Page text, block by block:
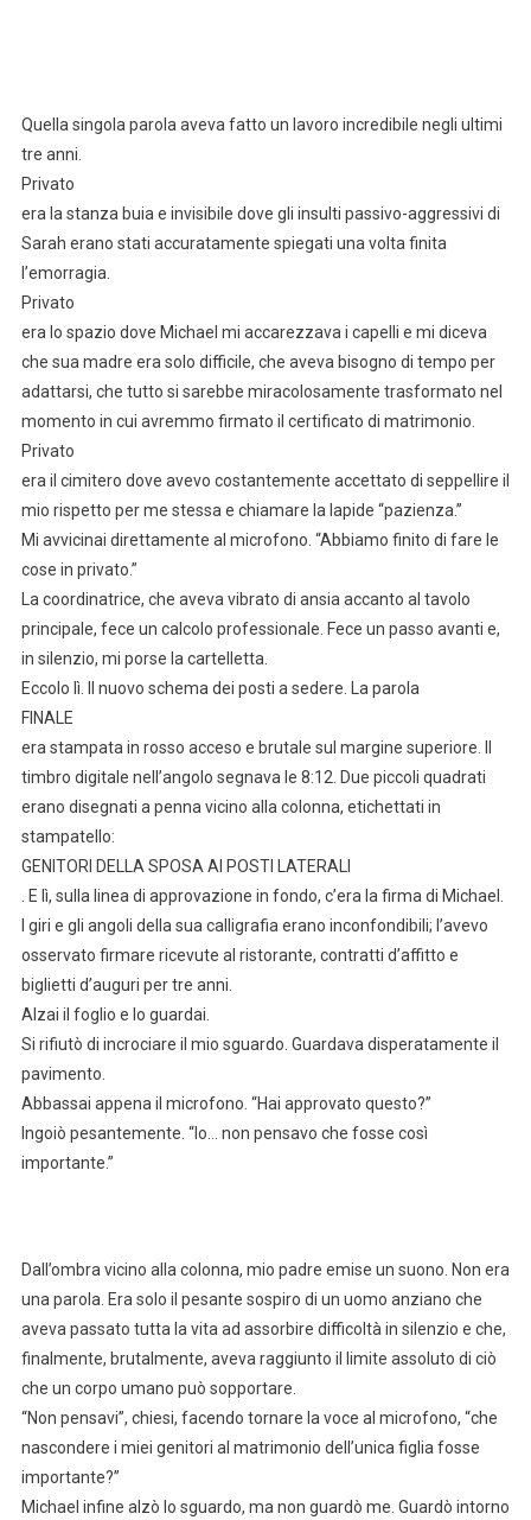
Quella singola parola aveva fatto un lavoro incredibile negli ultimi
tre anni.
Privato
era la stanza buia e invisibile dove gli insulti passivo-aggressivi di
Sarah erano stati accuratamente spiegati una volta finita
l’emorragia.
Privato
era lo spazio dove Michael mi accarezzava i capelli e mi diceva
che sua madre era solo difficile, che aveva bisogno di tempo per
adattarsi, che tutto si sarebbe miracolosamente trasformato nel
momento in cui avremmo firmato il certificato di matrimonio.
Privato
era il cimitero dove avevo costantemente accettato di seppellire il
mio rispetto per me stessa e chiamare la lapide “pazienza.”
Mi avvicinai direttamente al microfono. “Abbiamo finito di fare le
cose in privato.”
La coordinatrice, che aveva vibrato di ansia accanto al tavolo
principale, fece un calcolo professionale. Fece un passo avanti e,
in silenzio, mi porse la cartelletta.
Eccolo lì. Il nuovo schema dei posti a sedere. La parola
FINALE
era stampata in rosso acceso e brutale sul margine superiore. Il
timbro digitale nell’angolo segnava le 8:12. Due piccoli quadrati
erano disegnati a penna vicino alla colonna, etichettati in
stampatello:
GENITORI DELLA SPOSA AI POSTI LATERALI
. E lì, sulla linea di approvazione in fondo, c’era la firma di Michael.
I giri e gli angoli della sua calligrafia erano inconfondibili; l’avevo
osservato firmare ricevute al ristorante, contratti d’affitto e
biglietti d’auguri per tre anni.
Alzai il foglio e lo guardai.
Si rifiutò di incrociare il mio sguardo. Guardava disperatamente il
pavimento.
Abbassai appena il microfono. “Hai approvato questo?”
Ingoiò pesantemente. “Io… non pensavo che fosse così
importante.”
Dall’ombra vicino alla colonna, mio padre emise un suono. Non era
una parola. Era solo il pesante sospiro di un uomo anziano che
aveva passato tutta la vita ad assorbire difficoltà in silenzio e che,
finalmente, brutalmente, aveva raggiunto il limite assoluto di ciò
che un corpo umano può sopportare.
“Non pensavi”, chiesi, facendo tornare la voce al microfono, “che
nascondere i miei genitori al matrimonio dell’unica figlia fosse
importante?”
Michael infine alzò lo sguardo, ma non guardò me. Guardò intorno